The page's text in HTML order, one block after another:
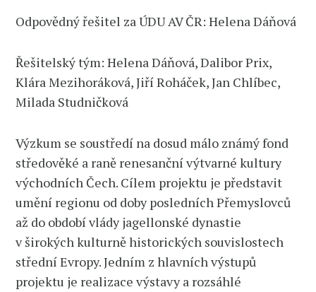
Odpovědný řešitel za ÚDU AV ČR: Helena Dáňová
Řešitelský tým: Helena Dáňová, Dalibor Prix,
Klára Mezihoráková, Jiří Roháček, Jan Chlíbec,
Milada Studničková
Výzkum se soustředí na dosud málo známý fond
středověké a raně renesanční výtvarné kultury
východních Čech. Cílem projektu je představit
umění regionu od doby posledních Přemyslovců
až do období vlády jagellonské dynastie
v širokých kulturně historických souvislostech
střední Evropy. Jedním z hlavních výstupů
projektu je realizace výstavy a rozsáhlé